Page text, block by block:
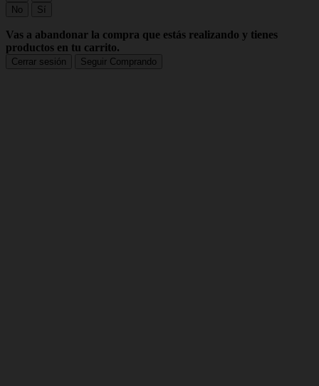
No
Sí
Vas a abandonar la compra que estás realizando y tienes
productos en tu carrito.
Cerrar sesión Seguir Comprando